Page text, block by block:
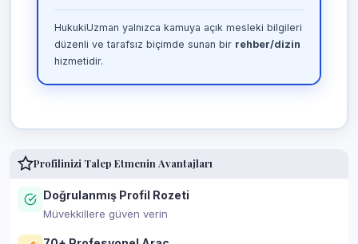
HukukiUzman yalnızca kamuya açık mesleki bilgileri
düzenli ve tarafsız biçimde sunan bir rehber/dizin
hizmetidir.
Profilinizi Talep Etmenin Avantajları
Doğrulanmış Profil Rozeti
Müvekkillere güven verin